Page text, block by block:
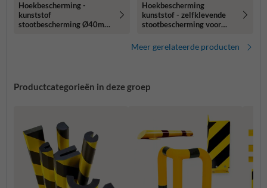
Hoekbescherming -
kunststof
stootbescherming Ø40mm
Hoekbescherming
kunststof - zelfklevende
stootbescherming voor
Meer gerelateerde producten
Productcategorieën in deze groep